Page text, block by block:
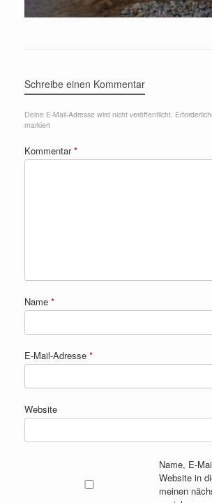
Schreibe einen Kommentar
Deine E-Mail-Adresse wird nicht veröffentlicht.
markiert
Kommentar*
Name *
E-Mail-Adresse *
Website
Name, E-
Website in
meinen